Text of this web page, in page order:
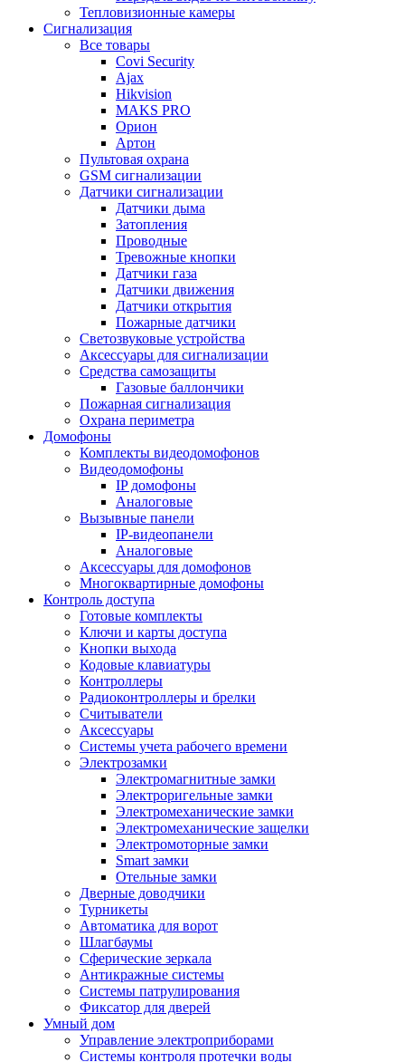
Тепловизионные камеры
Сигнализация
Все товары
Covi Security
Ajax
Hikvision
MAKS PRO
Орион
Артон
Пультовая охрана
GSM сигнализации
Датчики сигнализации
Датчики дыма
Затопления
Проводные
Тревожные кнопки
Датчики газа
Датчики движения
Датчики открытия
Пожарные датчики
Светозвуковые устройства
Аксессуары для сигнализации
Средства самозащиты
Газовые баллончики
Пожарная сигнализация
Охрана периметра
Домофоны
Комплекты видеодомофонов
Видеодомофоны
IP домофоны
Аналоговые
Вызывные панели
IP-видеопанели
Аналоговые
Аксессуары для домофонов
Многоквартирные домофоны
Контроль доступа
Готовые комплекты
Ключи и карты доступа
Кнопки выхода
Кодовые клавиатуры
Контроллеры
Радиоконтроллеры и брелки
Считыватели
Аксессуары
Системы учета рабочего времени
Электрозамки
Электромагнитные замки
Электроригельные замки
Электромеханические замки
Электромеханические защелки
Электромоторные замки
Smart замки
Отельные замки
Дверные доводчики
Турникеты
Автоматика для ворот
Шлагбаумы
Сферические зеркала
Антикражные системы
Системы патрулирования
Фиксатор для дверей
Умный дом
Управление электроприборами
Системы контроля протечки воды